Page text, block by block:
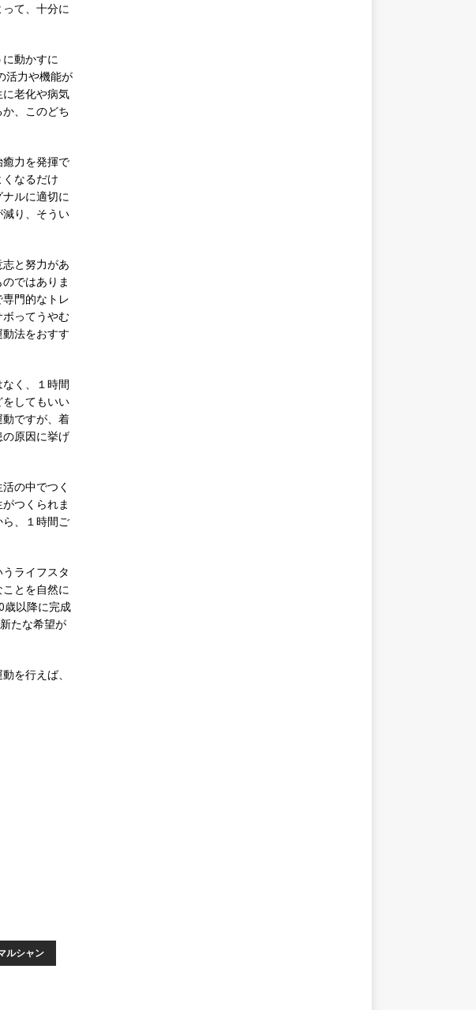
て、十分に
動かすに
活力や機能が
老化や病気
、このどち
力を発揮で
なるだけ
ルに適切に
り、そうい
と努力があ
ではありま
門的なトレ
ってうやむ
法をおすす
く、１時間
してもいい
ですが、着
原因に挙げ
の中でつく
つくられま
、１時間ご
ライフスタ
とを自然に
歳以降に完成
たな希望が
を行えば、
ルシャン